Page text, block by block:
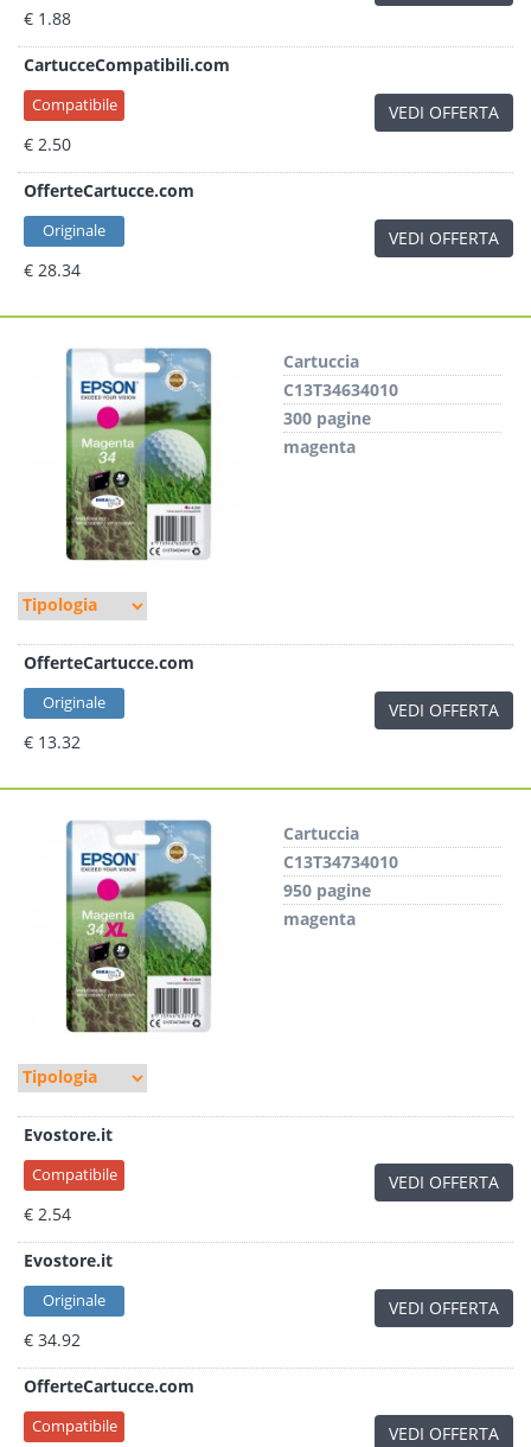
€ 1.88
CartucceCompatibili.com
Compatibile
€ 2.50
VEDI OFFERTA
OfferteCartucce.com
Originale
€ 28.34
VEDI OFFERTA
Cartuccia
C13T34634010
300 pagine
magenta
OfferteCartucce.com
Originale
€ 13.32
VEDI OFFERTA
Cartuccia
C13T34734010
950 pagine
magenta
Evostore.it
Compatibile
€ 2.54
VEDI OFFERTA
Evostore.it
Originale
€ 34.92
VEDI OFFERTA
OfferteCartucce.com
Compatibile VEDI OFFERTA